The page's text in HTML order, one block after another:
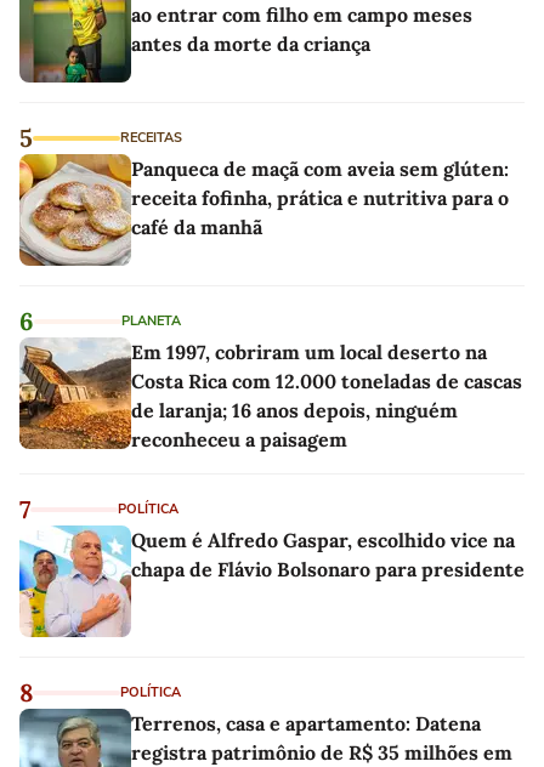
ao entrar com filho em campo meses
antes da morte da criança
5 RECEITAS
Panqueca de maçã com aveia sem glúten:
receita fofinha, prática e nutritiva para o
café da manhã
6 PLANETA
Em 1997, cobriram um local deserto na
Costa Rica com 12.000 toneladas de cascas
de laranja; 16 anos depois, ninguém
reconheceu a paisagem
7 POLÍTICA
Quem é Alfredo Gaspar, escolhido vice na
chapa de Flávio Bolsonaro para presidente
8 POLÍTICA
Terrenos, casa e apartamento: Datena
registra patrimônio de R$ 35 milhões em